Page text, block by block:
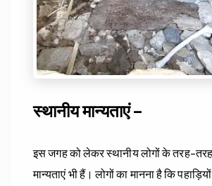
स्थानीय मान्यताएं –
इस जगह को लेकर स्थानीय लोगों के तरह-
मान्यताएं भी हैं। लोगों का मानना है कि